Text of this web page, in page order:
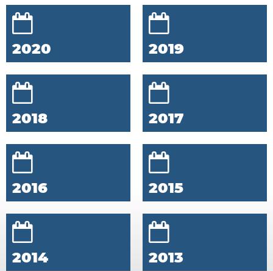
2020 2019
2018 2017
2016 2015
2014 2013